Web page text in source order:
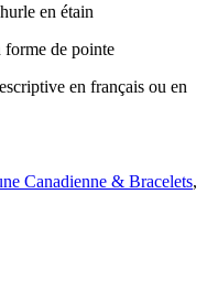
en étain
forme de pointe
en français ou en
Canadienne & Bracelets,